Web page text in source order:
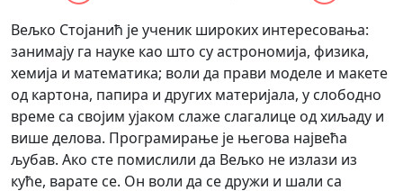
Вељко Стојанић је ученик широких интересовања:
занимају га науке као што су астрономија, физика,
хемија и математика; воли да прави моделе и макете
од картона, папира и других материјала, у слободно
време са својим ујаком слаже слагалице од хиљаду и
више делова. Програмирање је његова највећа
љубав. Ако сте помислили да Вељко не излази из
куће, варате се. Он воли да се дружи и шали са